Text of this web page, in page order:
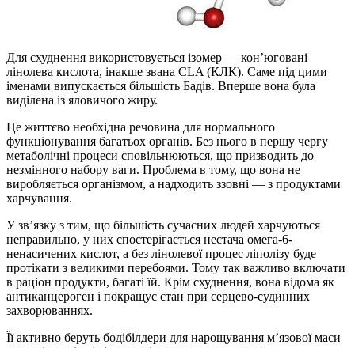
Для схуднення використовується ізомер — кон’юговані
лінолева кислота, інакше звана CLA (КЛК). Саме під цими
іменами випускається більшість Бадів. Вперше вона була
виділена із яловичого жиру.
Це життєво необхідна речовина для нормального
функціонування багатьох органів. Без нього в першу чергу
метаболічні процеси сповільнюються, що призводить до
незмінного набору ваги. Проблема в тому, що вона не
виробляється організмом, а надходить ззовні — з продуктами
харчування.
У зв’язку з тим, що більшість сучасних людей харчуються
неправильно, у них спостерігається нестача омега-6-
ненасичених кислот, а без лінолевої процес ліполізу буде
протікати з великими перебоями. Тому так важливо включати
в раціон продукти, багаті їй. Крім схуднення, вона відома як
антиканцероген і покращує стан при серцево-судинних
захворюваннях.
Її активно беруть бодібілдери для нарощування м’язової маси